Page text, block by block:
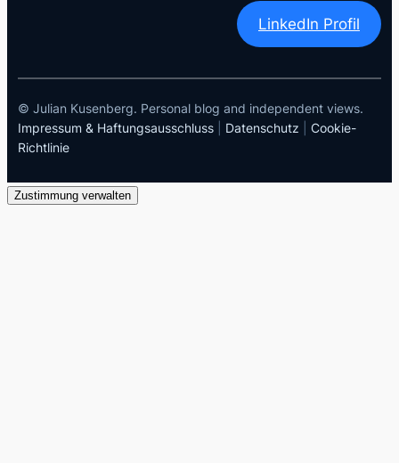
LinkedIn Profil
© Julian Kusenberg. Personal blog and independent views.
Impressum & Haftungsausschluss
Datenschutz
Cookie-
Richtlinie
Zustimmung verwalten